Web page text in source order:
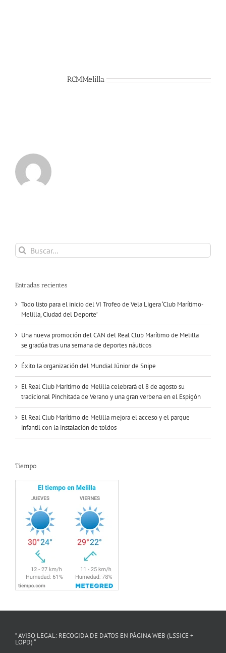
RCMMelilla
Buscar:
Entradas recientes
Todo listo para el inicio del VI Trofeo de Vela Ligera ‘Club Marítimo-
Melilla, Ciudad del Deporte’
Una nueva promoción del CAN del Real Club Marítimo de Melilla
se gradúa tras una semana de deportes náuticos
Éxito la organización del Mundial Júnior de Snipe
El Real Club Marítimo de Melilla celebrará el 8 de agosto su
tradicional Pinchitada de Verano y una gran verbena en el Espigón
El Real Club Marítimo de Melilla mejora el acceso y el parque
infantil con la instalación de toldos
Tiempo
” AVISO LEGAL: RECOGIDA DE DATOS EN PÁGINA WEB (LSSICE +
LOPD) “